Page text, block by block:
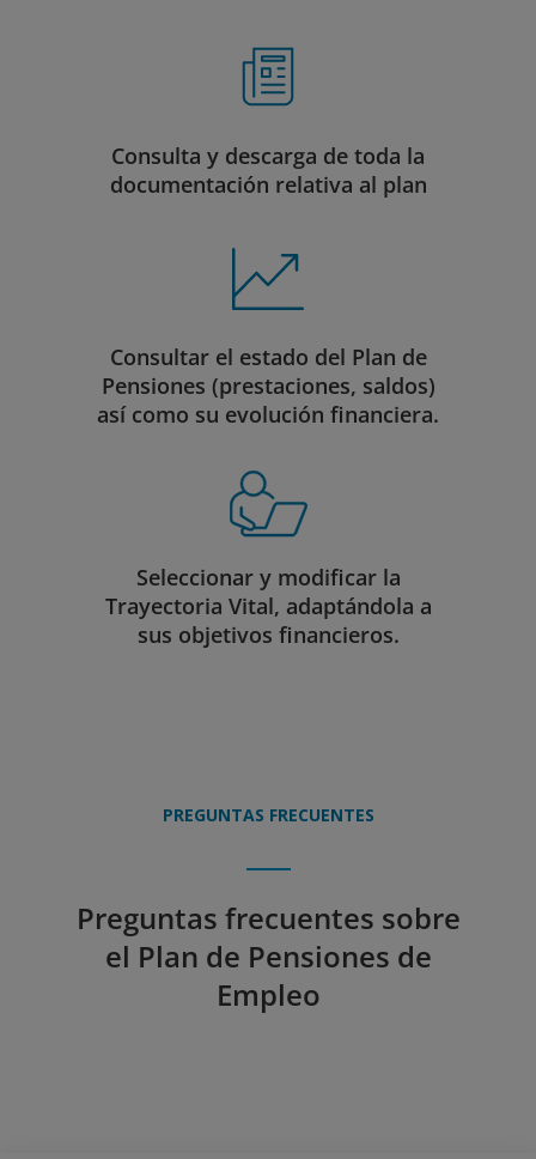
Consulta y descarga de toda la
documentación relativa al plan
Consultar el estado del Plan de
Pensiones (prestaciones, saldos)
así como su evolución financiera.
Seleccionar y modificar la
Trayectoria Vital, adaptándola a
sus objetivos financieros.
PREGUNTAS FRECUENTES
Preguntas frecuentes sobre
el Plan de Pensiones de
Empleo